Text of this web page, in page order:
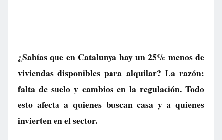
¿Sabías que en Catalunya hay un 25% menos de
viviendas disponibles para alquilar? La razón:
falta de suelo y cambios en la regulación. Todo
esto afecta a quienes buscan casa y a quienes
invierten en el sector.